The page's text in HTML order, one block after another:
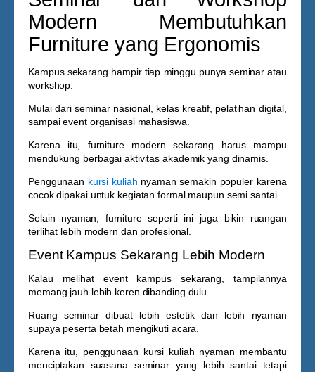
Modern Membutuhkan
Furniture yang Ergonomis
Kampus sekarang hampir tiap minggu punya seminar atau
workshop.
Mulai dari seminar nasional, kelas kreatif, pelatihan digital,
sampai event organisasi mahasiswa.
Karena itu, furniture modern sekarang harus mampu
mendukung berbagai aktivitas akademik yang dinamis.
Penggunaan kursi kuliah nyaman semakin populer karena
cocok dipakai untuk kegiatan formal maupun semi santai.
Selain nyaman, furniture seperti ini juga bikin ruangan
terlihat lebih modern dan profesional.
Event Kampus Sekarang Lebih Modern
Kalau melihat event kampus sekarang, tampilannya
memang jauh lebih keren dibanding dulu.
Ruang seminar dibuat lebih estetik dan lebih nyaman
supaya peserta betah mengikuti acara.
Karena itu, penggunaan kursi kuliah nyaman membantu
menciptakan suasana seminar yang lebih santai tetapi